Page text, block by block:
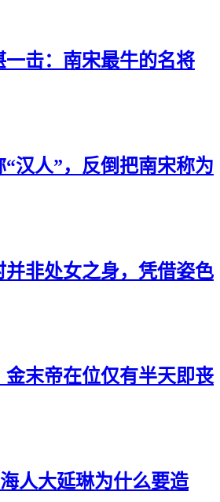
击：南宋最牛的名将
汉人”，反倒把南宋称为
并非处女之身，凭借姿色
金末帝在位仅有半天即丧
人大延琳为什么要造